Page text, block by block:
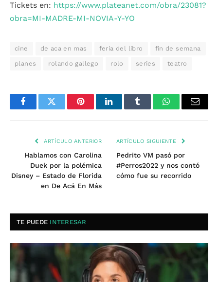
Tickets en: https://www.plateanet.com/obra/23081?
obra=MI-MADRE-MI-NOVIA-Y-YO
cine de aca en mas feria del libro fin de semana
planes rolando gallego rolo series teatro
FacebookTwitter PinterestLinkedInTumblr WhatsAppEmail
ARTÍCULO ANTERIOR
Hablamos con Carolina
Duek por la polémica
Disney – Estado de Florida
en De Acá En Más
ARTÍCULO SIGUIENTE
Pedrito VM pasó por
#Perros2022 y nos contó
cómo fue su recorrido
TE PUEDE INTERESAR